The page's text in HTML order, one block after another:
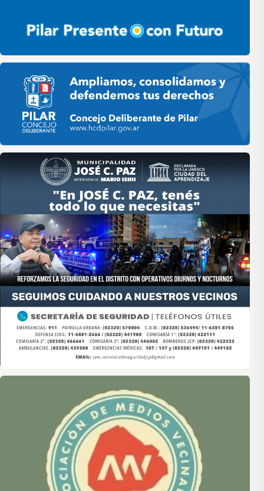
Pilar HCD
Asociación de Medios Vecinales